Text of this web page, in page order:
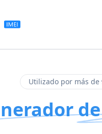
Utilizado por más de